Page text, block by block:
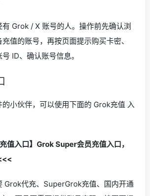
Grok / X 账号的人。操作前先确认浏
值的账号，再按页面提示购买卡密、
ID、确认账号信息。
小伙伴，可以使用下面的 Grok充值 入
值入口】 Grok Super会员充值入口，
Grok代充、SuperGrok充值、国内开通